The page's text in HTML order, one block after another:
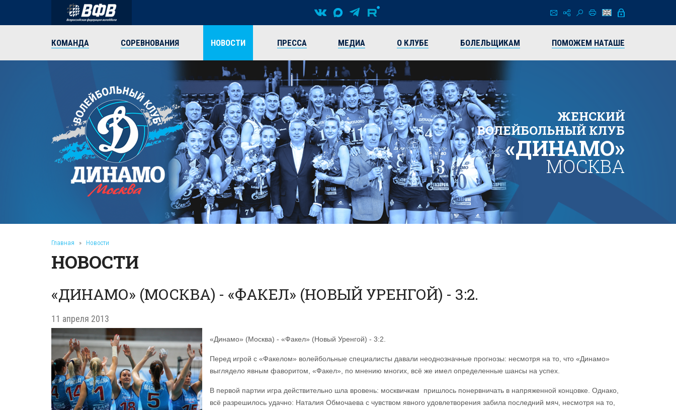
КОМАНДА СОРЕВНОВАНИЯ НОВОСТИ ПРЕССА МЕДИА О КЛУБЕ БОЛЕЛЬЩИКАМ ПОМОЖЕМ НАТАШЕ
ЖЕНСКИЙ
ВОЛЕЙБОЛЬНЫЙ КЛУБ
«ДИНАМО»
МОСКВА
Главная » Новости
НОВОСТИ
«ДИНАМО» (МОСКВА) - «ФАКЕЛ» (НОВЫЙ УРЕНГОЙ) - 3:2.
11 апреля 2013
«Динамо» (Москва) - «Факел» (Новый Уренгой) - 3:2.
Перед игрой с «Факелом» волейбольные специалисты давали неоднозначные прогнозы: несмотря на то, что «Динамо»
выглядело явным фаворитом, «Факел», по мнению многих, всё же имел определенные шансы на успех.
В первой партии игра действительно шла вровень: москвичкам пришлось понервничать в напряженной концовке. Однако,
всё разрешилось удачно: Наталия Обмочаева с чувством явного удовлетворения забила последний мяч, несмотря на то,